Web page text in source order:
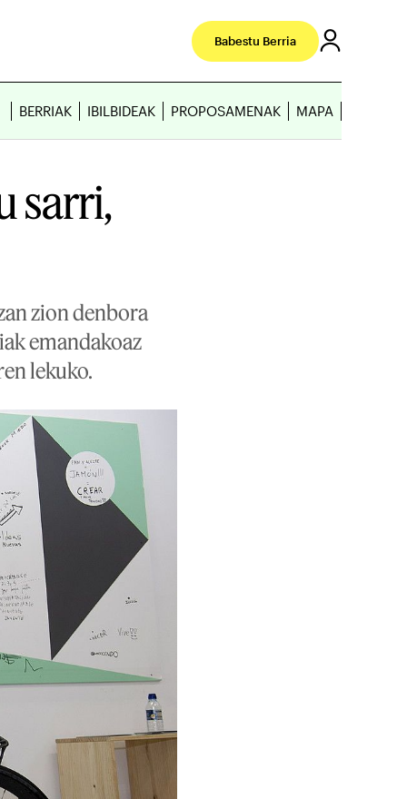
Babestu Berria
BERRIAK IBILBIDEAK PROPOSAMENAK MAPA
sarri,
zion denbora
emandakoaz
lekuko.